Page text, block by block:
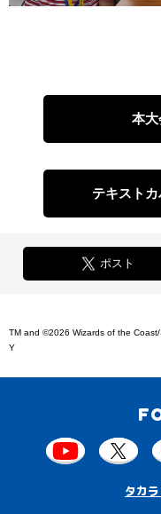
本大
テキスト
ポスト
TM and ©2026 Wizards of the
Y
タカ